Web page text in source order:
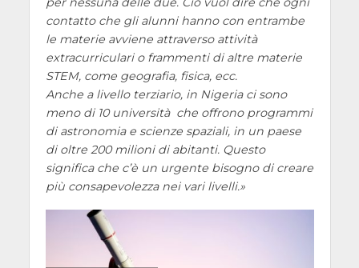
contatto che gli alunni hanno con entrambe
le materie avviene attraverso attività
extracurriculari o frammenti di altre materie
STEM, come geografia, fisica, ecc.
Anche a livello terziario, in Nigeria ci sono
meno di 10 università che offrono programmi
di astronomia e scienze spaziali, in un paese
di oltre 200 milioni di abitanti. Questo
significa che c’è un urgente bisogno di creare
più consapevolezza nei vari livelli.